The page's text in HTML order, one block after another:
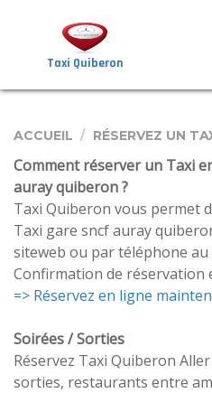
Taxi Quiberon
ACCUEIL RÉSERVEZ UN
Comment réserver un Taxi
auray quiberon ?
Taxi Quiberon vous permet
Taxi gare sncf auray
siteweb ou par téléphone au
Confirmation de réservation
=> Réservez en ligne
Soirées / Sorties
Réservez Taxi Quiberon
sorties, restaurants entre